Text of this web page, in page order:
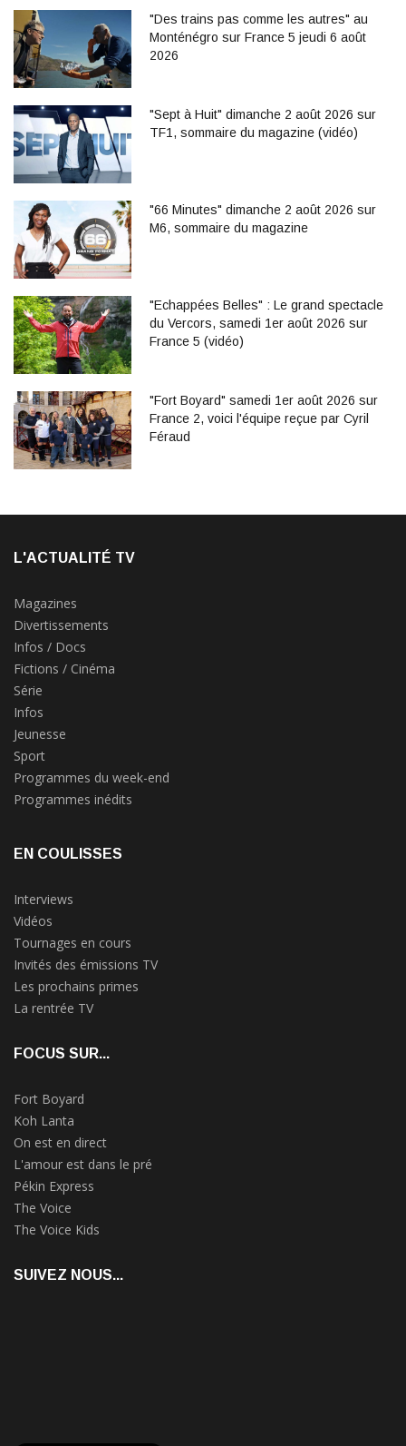
"Des trains pas comme les autres" au
Monténégro sur France 5 jeudi 6 août
2026
"Sept à Huit" dimanche 2 août 2026 sur
TF1, sommaire du magazine (vidéo)
"66 Minutes" dimanche 2 août 2026 sur
M6, sommaire du magazine
"Echappées Belles" : Le grand spectacle
du Vercors, samedi 1er août 2026 sur
France 5 (vidéo)
"Fort Boyard" samedi 1er août 2026 sur
France 2, voici l'équipe reçue par Cyril
Féraud
L'ACTUALITÉ TV
Magazines
Divertissements
Infos / Docs
Fictions / Cinéma
Série
Infos
Jeunesse
Sport
Programmes du week-end
Programmes inédits
EN COULISSES
Interviews
Vidéos
Tournages en cours
Invités des émissions TV
Les prochains primes
La rentrée TV
FOCUS SUR...
Fort Boyard
Koh Lanta
On est en direct
L'amour est dans le pré
Pékin Express
The Voice
The Voice Kids
SUIVEZ NOUS...